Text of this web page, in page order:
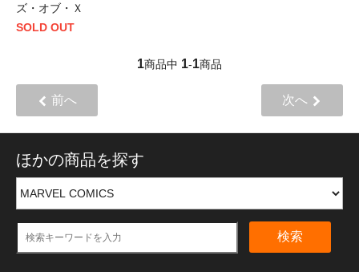
ズ・オブ・Ｘ
SOLD OUT
1商品中 1-1商品
前へ 次へ
ほかの商品を探す
検索